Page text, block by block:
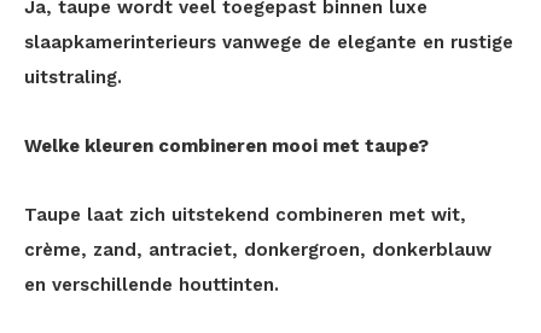
Ja, taupe wordt veel toegepast binnen luxe
slaapkamerinterieurs vanwege de elegante en rustige
uitstraling.
Welke kleuren combineren mooi met taupe?
Taupe laat zich uitstekend combineren met wit,
crème, zand, antraciet, donkergroen, donkerblauw
en verschillende houttinten.